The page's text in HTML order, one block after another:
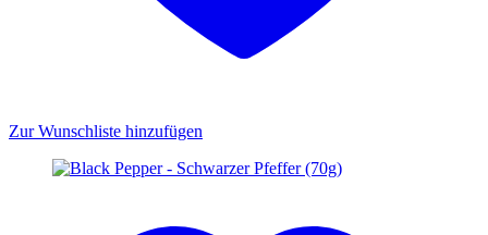
Zur Wunschliste hinzufügen